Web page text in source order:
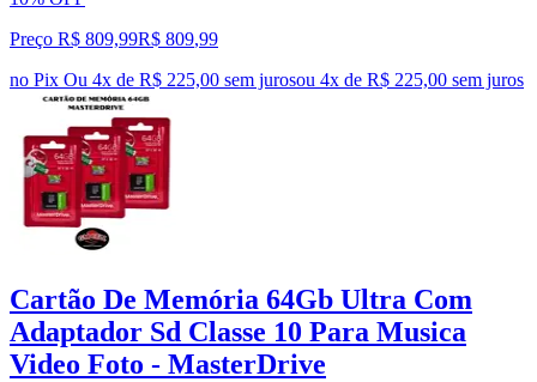
Preço R$ 809,99R$ 809,99
no Pix Ou 4x de R$ 225,00 sem jurosou 4x de R$ 225,00 sem juros
Cartão De Memória 64Gb Ultra Com
Adaptador Sd Classe 10 Para Musica
Video Foto - MasterDrive